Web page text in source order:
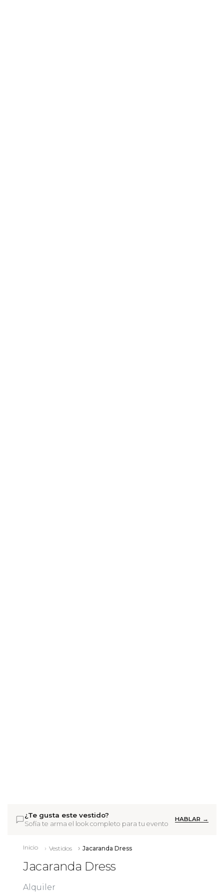
¿Te gusta este vestido?
Sofía te arma el look completo para tu evento
HABLAR →
Inicio Vestidos Jacaranda Dress
Jacaranda Dress
Alquiler